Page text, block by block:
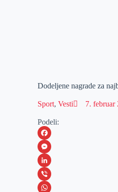
Dodeljene nagrade za
Sport,Vesti 7. februar
Podeli:
F
a
c
e
M
e
s
L
iV